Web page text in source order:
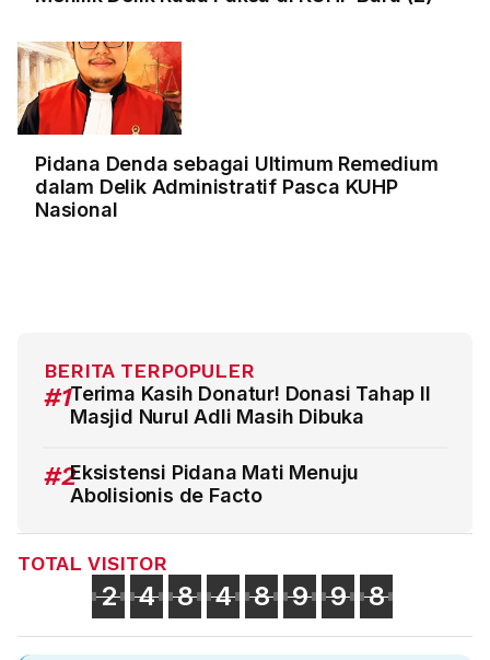
Pidana Denda sebagai Ultimum Remedium
dalam Delik Administratif Pasca KUHP
Nasional
BERITA TERPOPULER
#1Terima Kasih Donatur! Donasi Tahap II
Masjid Nurul Adli Masih Dibuka
#2Eksistensi Pidana Mati Menuju
Abolisionis de Facto
TOTAL VISITOR
2 4 8 4 8 9 9 8